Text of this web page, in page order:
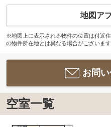
地図ア
※地図上に表示される物件の位置は付近
の物件所在地とは異なる場合がございます
お問
空室一覧